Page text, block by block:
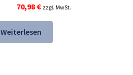
Ursprünglicher
Preis
war:
104,35 €
70,98 €Aktueller
Preis
ist:
70,98 €.
zzgl. MwSt.
Weiterlesen